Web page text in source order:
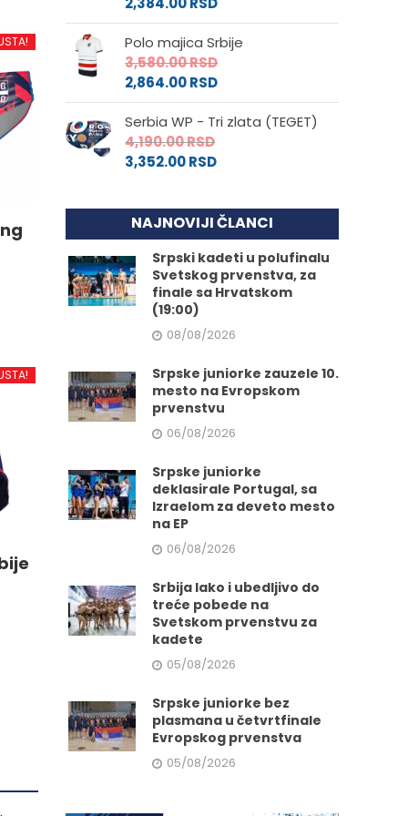
Polo majica Srbije
3,580.00RSD
2,864.00RSD
Serbia WP - Tri zlata (TEGET)
4,190.00RSD
3,352.00RSD
NAJNOVIJI ČLANCI
Srpski kadeti u polufinalu
Svetskog prvenstva, za
finale sa Hrvatskom
(19:00)
08/08/2026
Srpske juniorke zauzele 10.
mesto na Evropskom
prvenstvu
06/08/2026
Srpske juniorke
deklasirale Portugal, sa
Izraelom za deveto mesto
na EP
06/08/2026
Srbija lako i ubedljivo do
treće pobede na
Svetskom prvenstvu za
kadete
05/08/2026
Srpske juniorke bez
plasmana u četvrtfinale
Evropskog prvenstva
05/08/2026